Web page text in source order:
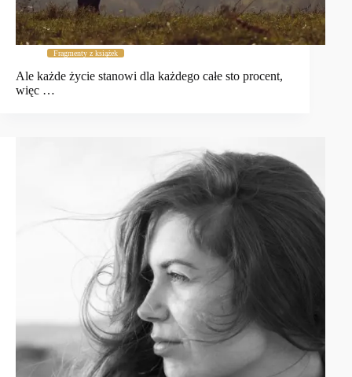
Fragmenty z książek
Ale każde życie stanowi dla każdego całe sto procent,
więc …